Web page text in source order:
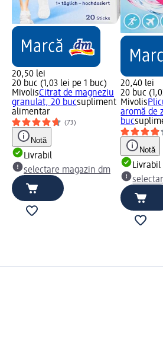
20,50 lei
20 buc (1,03 lei pe 1 buc)
MivolisCitrat de magneziu
granulat, 20 bucsupliment
alimentar
(73)
Notă
Livrabil
selectare magazin dm
20,40 lei
20 buc
Mivolis
aromă de
buc
Notă
Livrabil